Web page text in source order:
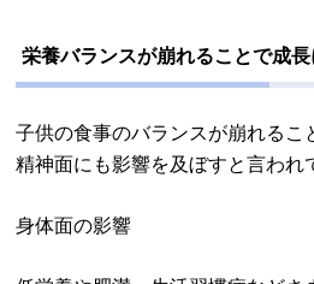
栄養バランスが崩れることで成
子供の食事のバランスが崩れるこ
精神面にも影響を及ぼすと言われ
身体面の影響